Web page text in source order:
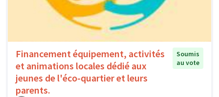
Financement équipement, activités
et animations locales dédié aux
jeunes de l'éco-quartier et leurs
parents.
Soumis
au vote